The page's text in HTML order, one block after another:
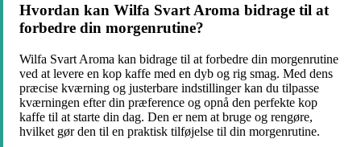
Hvordan kan Wilfa Svart Aroma bidrage til at
forbedre din morgenrutine?
Wilfa Svart Aroma kan bidrage til at forbedre din morgenrutine
ved at levere en kop kaffe med en dyb og rig smag. Med dens
præcise kværning og justerbare indstillinger kan du tilpasse
kværningen efter din præference og opnå den perfekte kop
kaffe til at starte din dag. Den er nem at bruge og rengøre,
hvilket gør den til en praktisk tilføjelse til din morgenrutine.